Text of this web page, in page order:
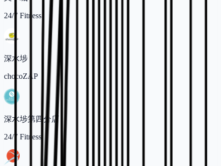
24/7 Fitness
深水埗
chocoZAP
深水埗第四分店
24/7 Fitness